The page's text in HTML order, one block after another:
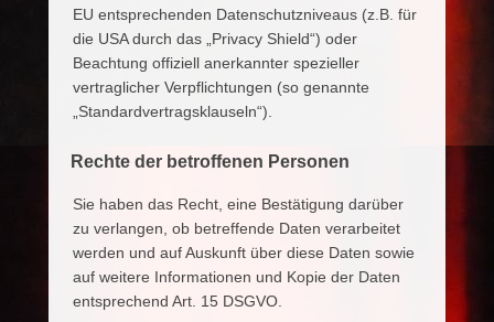
EU entsprechenden Datenschutzniveaus (z.B. für
die USA durch das „Privacy Shield“) oder
Beachtung offiziell anerkannter spezieller
vertraglicher Verpflichtungen (so genannte
„Standardvertragsklauseln“).
Rechte der betroffenen Personen
Sie haben das Recht, eine Bestätigung darüber
zu verlangen, ob betreffende Daten verarbeitet
werden und auf Auskunft über diese Daten sowie
auf weitere Informationen und Kopie der Daten
entsprechend Art. 15 DSGVO.